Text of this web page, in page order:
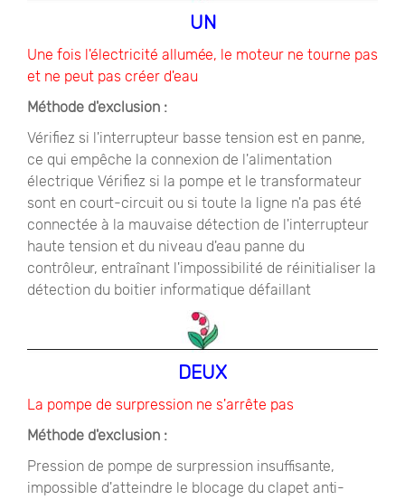
UN
Une fois l'électricité allumée, le moteur ne tourne pas
et ne peut pas créer d'eau
Méthode d'exclusion :
Vérifiez si l'interrupteur basse tension est en panne,
ce qui empêche la connexion de l'alimentation
électrique Vérifiez si la pompe et le transformateur
sont en court-circuit ou si toute la ligne n'a pas été
connectée à la mauvaise détection de l'interrupteur
haute tension et du niveau d'eau panne du
contrôleur, entraînant l'impossibilité de réinitialiser la
détection du boitier informatique défaillant
DEUX
La pompe de surpression ne s'arrête pas
Méthode d'exclusion :
Pression de pompe de surpression insuffisante,
impossible d'atteindre le blocage du clapet anti-